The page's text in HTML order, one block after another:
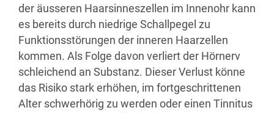
der äusseren Haarsinneszellen im Innenohr kann
es bereits durch niedrige Schallpegel zu
Funktionsstörungen der inneren Haarzellen
kommen. Als Folge davon verliert der Hörnerv
schleichend an Substanz. Dieser Verlust könne
das Risiko stark erhöhen, im fortgeschrittenen
Alter schwerhörig zu werden oder einen Tinnitus